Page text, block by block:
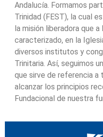
Andalucía. Formamos
Trinidad (FEST), la cual
la misión liberadora que
caracterizado, en la
diversos institutos y
Trinitaria. Así, seguimos
que sirve de referencia
alcanzar los principios
Fundacional de nuestra